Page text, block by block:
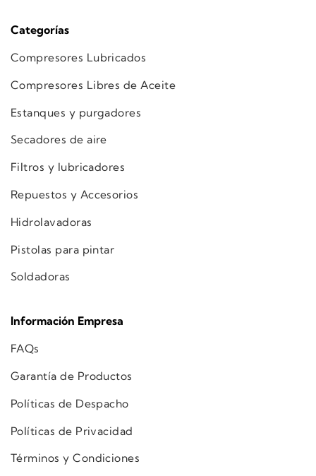
Categorías
Compresores Lubricados
Compresores Libres de Aceite
Estanques y purgadores
Secadores de aire
Filtros y lubricadores
Repuestos y Accesorios
Hidrolavadoras
Pistolas para pintar
Soldadoras
Información Empresa
FAQs
Garantía de Productos
Políticas de Despacho
Políticas de Privacidad
Términos y Condiciones